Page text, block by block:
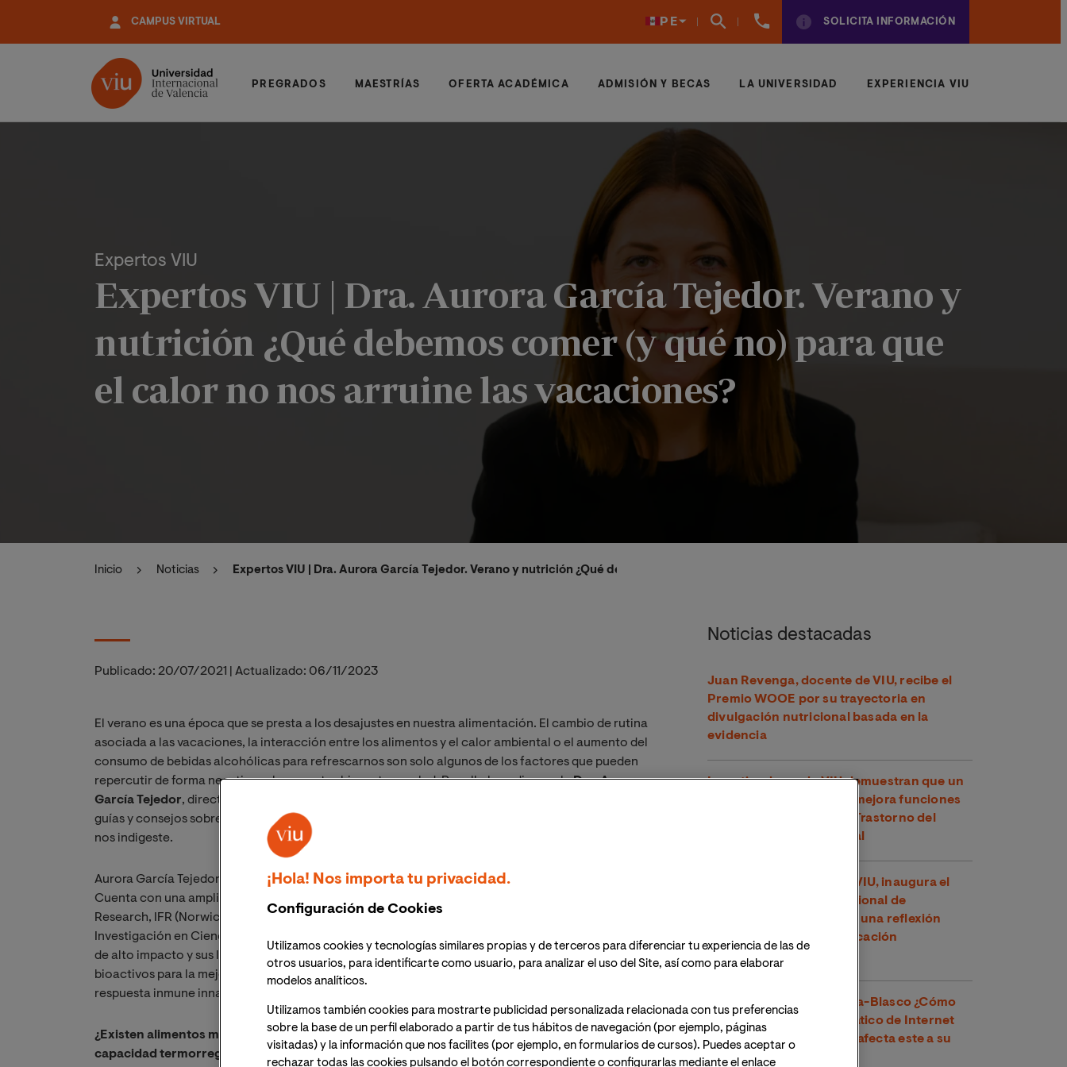
contenido
CAMPUS VIRTUAL PE
961
SOLICITA INFORMACIÓN
PREGRADOS MAESTRÍAS OFERTA ACADÉMICA ADMISIÓN Y BECAS LA UNIVERSIDAD EXPERIENCIA VIU
Expertos VIU
Expertos VIU | Dra. Aurora García Tejedor. Verano y
nutrición ¿Qué debemos comer (y qué no) para que
el calor no nos arruine las vacaciones?
Inicio Noticias Expertos VIU | Dra. Aurora García Tejedor. Verano y nutrición ¿Qué debemos comer (y qué no) para que el calor no nos arruine las vacaciones?
Publicado: 20/07/2021 Actualizado: 06/11/2023
El verano es una época que se presta a los desajustes en nuestra alimentación. El cambio de rutina
asociada a las vacaciones, la interacción entre los alimentos y el calor ambiental o el aumento del
consumo de bebidas alcohólicas para refrescarnos son solo algunos de los factores que pueden
repercutir de forma negativa sobre nuestro bienestar y salud. Por ello le pedimos a laDra. Aurora
García Tejedor, directora del Máster Universitario en Nutrición y Salud de VIU, que nos diera algunas
guías y consejos sobre qué comer, qué no comer y cuándo y cómo hacerlo, para que el verano no se
nos indigeste.
Aurora García Tejedor es doctora en Ciencias de la Alimentación por la Universitat de València.
Cuenta con una amplia experiencia investigadora y ha realizado estancias en el Institute of Food
Research, IFR (Norwich, Reino Unido), en la Universidad Complutense de Madrid y en el Instituto de
Investigación en Ciencias de la alimentación, CIAL, CSIC-UAM. Ha escrito numerosas publicaciones
de alto impacto y sus líneas de investigación principales actualmente son: efectos de componentes
bioactivos para la mejora de diferentes patologías, impacto de nutrientes en la activación de la
respuesta inmune innata y desarrollo de estrategias inmuno-nutricionales para la mejora de la Salud.
¿Existen alimentos más adecuados para el clima caluroso? ¿La alimentación juega un papel en la
capacidad termorreguladora del cuerpo?
Noticias destacadas
Juan Revenga, docente de VIU, recibe el
Premio WOOE por su trayectoria en
divulgación nutricional basada en la
evidencia
Investigadores de VIU demuestran que un
compuesto del té verde mejora funciones
cognitivas en niños con Trastorno del
Espectro Alcohólico Fetal
Toni García, docente de VIU, inaugura el
XXVI Congreso Internacional de
Educadores en Perú con una reflexión
sobre los retos de la educación
contemporánea
Dr. Víctor José Villanueva-Blasco ¿Cómo
detectar el uso problemático de Internet
en adolescentes y cómo afecta este a su
salud mental?
¡Hola! Nos importa tu privacidad.
Configuración de Cookies
Utilizamos cookies y tecnologías similares propias y de terceros para diferenciar tu experiencia de las de
otros usuarios, para identificarte como usuario, para analizar el uso del Site, así como para elaborar
modelos analíticos.
Utilizamos también cookies para mostrarte publicidad personalizada relacionada con tus preferencias
sobre la base de un perfil elaborado a partir de tus hábitos de navegación (por ejemplo, páginas
visitadas) y la información que nos facilites (por ejemplo, en formularios de cursos). Puedes aceptar o
rechazar todas las cookies pulsando el botón correspondiente o configurarlas mediante el enlace